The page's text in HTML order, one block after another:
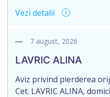
transmitere-primire a
or. Dondușeni.
Vezi detalii
7 august, 2026
LAVRIC ALINA
Aviz privind pierderea
Cet. LAVRIC ALINA,